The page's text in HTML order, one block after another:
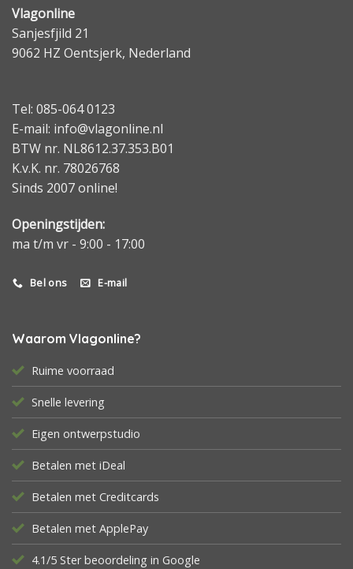
Vlagonline
Sanjesfjild 21
9062 HZ Oentsjerk, Nederland
Tel: 085-064 0123
E-mail: info@vlagonline.nl
BTW nr. NL8612.37.353.B01
K.v.K. nr. 78026768
Sinds 2007 online!
Openingstijden:
ma t/m vr - 9:00 - 17:00
Bel ons E-mail
Waarom Vlagonline?
Ruime voorraad
Snelle levering
Eigen ontwerpstudio
Betalen met iDeal
Betalen met Creditcards
Betalen met ApplePay
4.1/5 Ster beoordeling in Google